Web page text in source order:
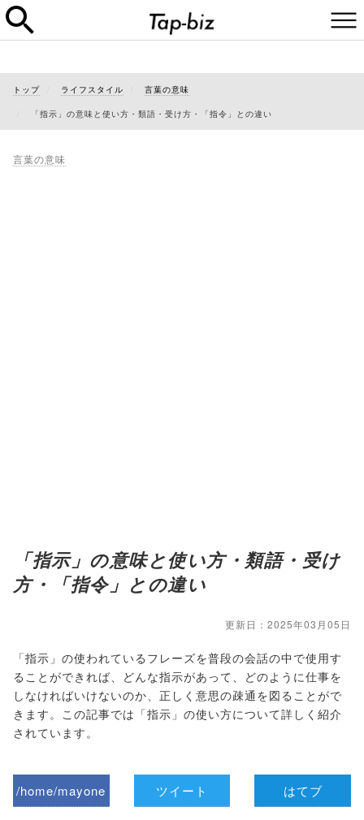
トップ ライフスタイル 言葉の意味
「指示」の意味と使い方・類語・受け方・「指令」との違い
言葉の意味
「指示」の意味と使い方・類語・受け
方・「指令」との違い
更新日：2025年03月05日
「指示」の使われているフレーズを普段の会話の中で使用す
ることができれば、どんな指示があって、どのように仕事を
しなければいけないのか、正しく意思の疎通を図ることがで
きます。この記事では「指示」の使い方について詳しく紹介
されています。
/home/mayone
ツイート はてブ